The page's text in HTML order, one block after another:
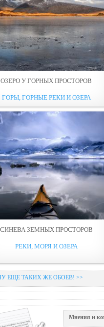
ОЗЕРО У ГОРНЫХ ПРОСТОРОВ
ГОРЫ, ГОРНЫЕ РЕКИ И ОЗЕРА
СИНЕВА ЗЕМНЫХ ПРОСТОРОВ
РЕКИ, МОРЯ И ОЗЕРА
ЕЩЕ ТАКИХ ЖЕ ОБОЕВ! >>
Мнения и